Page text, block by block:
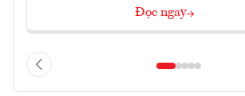
Đọc ngay